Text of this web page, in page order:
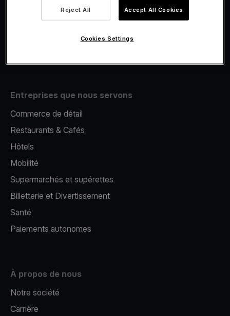
E-Reporting
Entreprises que nous servons
Commerce de détail
Restaurants & Cafés
Hôtels
Mobilité
Supermarchés et supérettes
Billetterie et Divertissement
Santé
Paiements autonomes
À propos de nous
Notre société
Carrière
Reject All Accept All Cookies
Cookies Settings